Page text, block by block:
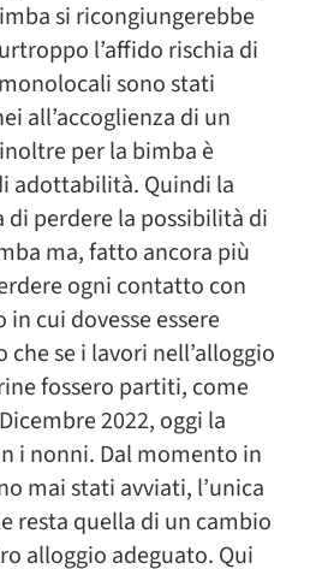
si ricongiungerebbe
l’affido rischia di
sono stati
all’accoglienza di un
per la bimba è
adottabilità. Quindi la
di perdere la possibilità di
ma, fatto ancora più
ogni contatto con
cui dovesse essere
che se i lavori nell’alloggio
fossero partiti, come
2022, oggi la
i nonni. Dal momento in
mai stati avviati, l’unica
resta quella di un cambio
alloggio adeguato. Qui